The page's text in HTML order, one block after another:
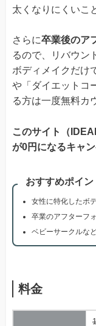
太くなりにくいこ
さらに卒業後のア
るので、リバウン
ボディメイクだけ
や「ダイエットコ
る方は一度無料カ
このサイト（
が0円になるキャ
おすすめポイン
女性に特化したボ
卒業のアフターフ
ベビーサークルな
料金